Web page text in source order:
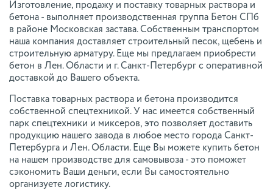
Изготовление, продажу и поставку товарных раствора и
бетона - выполняет производственная группа Бетон СПб
в районе Московская застава. Собственным транспортом
наша компания доставляет строительный песок, щебень и
строительную арматуру. Еще мы предлагаем приобрести
бетон в Лен. Области и г. Санкт-Петербург с оперативной
доставкой до Вашего объекта.
Поставка товарных раствора и бетона производится
собственной спецтехникой. У нас имеется собственный
парк спецтехники и миксеров, это позволяет доставить
продукцию нашего завода в любое место города Санкт-
Петербурга и Лен. Области. Еще Вы можете купить бетон
на нашем производстве для самовывоза - это поможет
сэкономить Ваши деньги, если Вы самостоятельно
организуете логистику.